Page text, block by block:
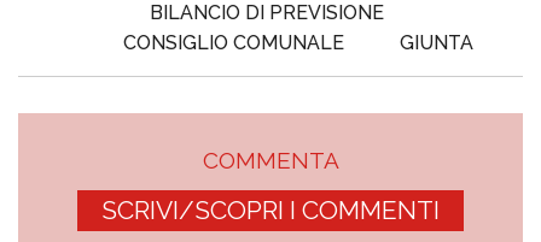
BILANCIO DI PREVISIONE
CONSIGLIO COMUNALE
GIUNTA
COMMENTA
SCRIVI/SCOPRI I COMMENTI